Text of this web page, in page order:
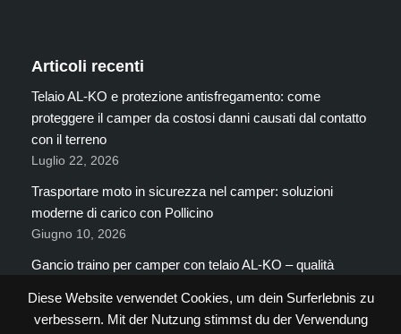
Diese Website verwendet Cookies, um dein Surferlebnis zu
verbessern. Mit der Nutzung stimmst du der Verwendung
Articoli recenti
Telaio AL-KO e protezione antisfregamento: come
proteggere il camper da costosi danni causati dal contatto
con il terreno
Luglio 22, 2026
Trasportare moto in sicurezza nel camper: soluzioni
moderne di carico con Pollicino
Giugno 10, 2026
Gancio traino per camper con telaio AL-KO – qualità